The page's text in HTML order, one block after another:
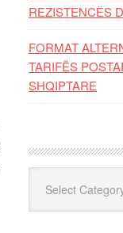
REZISTENCЁS
FORMAT
TARIFËS
SHQIPTARE